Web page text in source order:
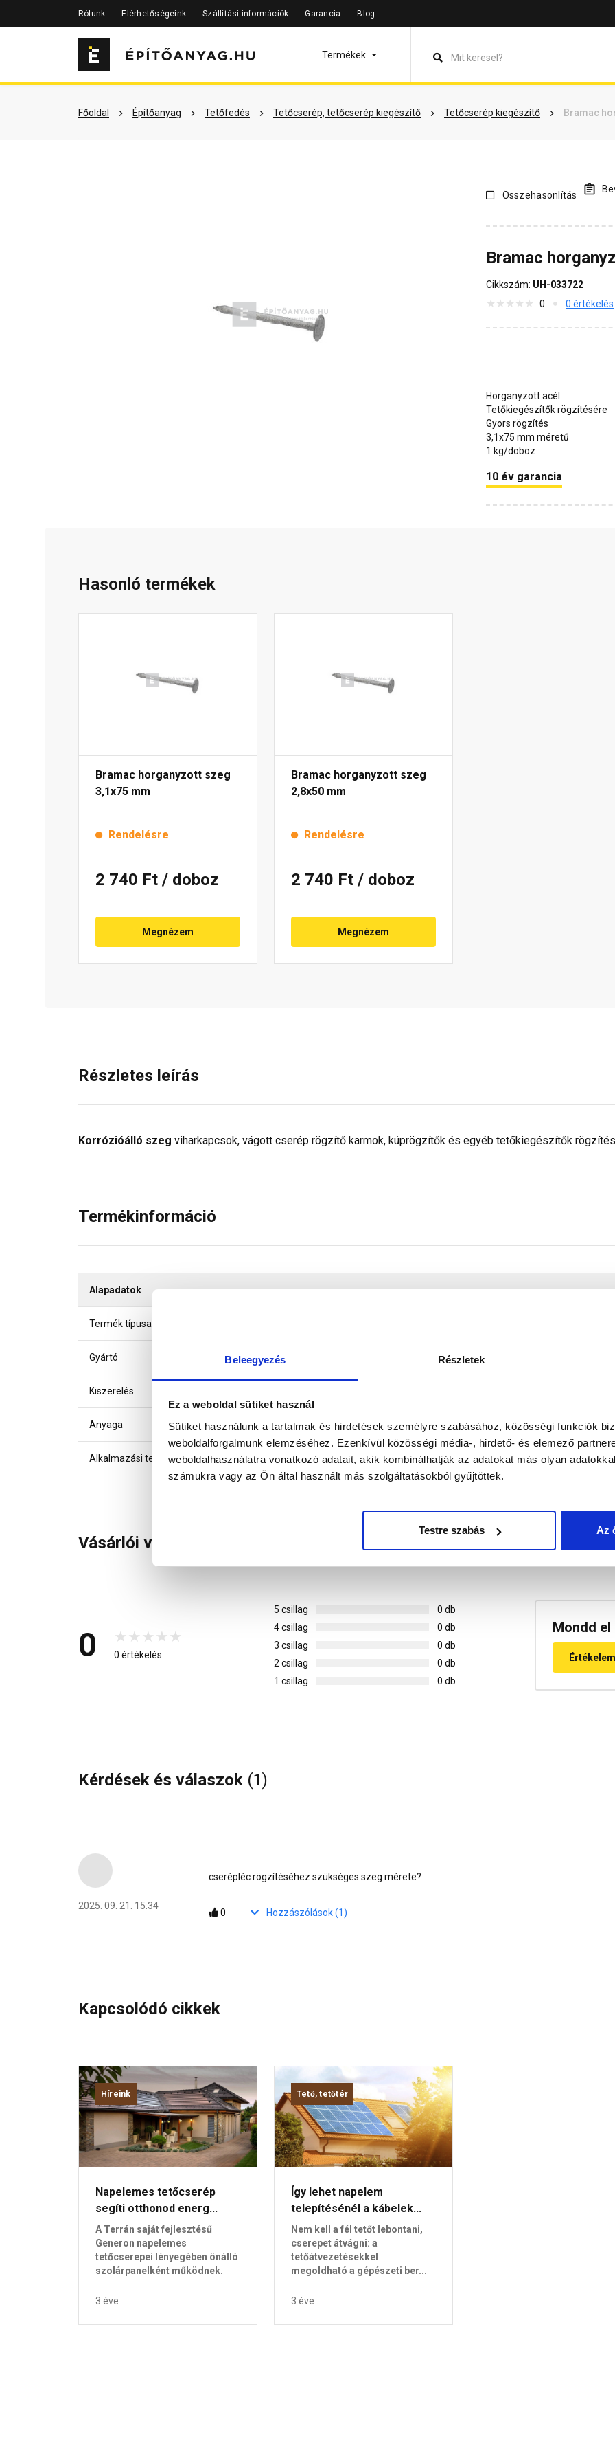
Beleegyezés Részletek
Ez a weboldal sütiket használ
Sütiket használunk a tartalmak és hirdetések személyre szabásához, közösségi funkciók
weboldalforgalmunk elemzéséhez. Ezenkívül közösségi média-, hirdető- és elemező
weboldalhasználatra vonatkozó adatait, akik kombinálhatják az adatokat más olyan
számukra vagy az Ön által használt más szolgáltatásokból gyűjtöttek.
Testre szabás Az
Rólunk Elérhetőségeink Szállítási információk Garancia Blog
Termékek
Főoldal Építőanyag Tetőfedés Tetőcserép, tetőcserép kiegészítő Tetőcserép kiegészítő Bramac
Szükséged lehet rá Részletes leírás Termékinformáció Vásárlói vélemények Kérdések
Összehasonlítás
Bramac
Cikkszám: UH-033722
0
0 értékelés
Horganyzott acél
Tetőkiegészítők rögzítésére
Gyors rögzítés
3,1x75 mm méretű
1 kg/doboz
10 év garancia
Hasonló termékek
Bramac horganyzott szeg
3,1x75 mm
Rendelésre
2 740 Ft / doboz
Megnézem
Bramac horganyzott szeg
2,8x50 mm
Rendelésre
2 740 Ft / doboz
Megnézem
Részletes leírás
Korrózióálló szeg viharkapcsok, vágott cserép rögzítő karmok, kúprögzítők és egyéb tetőkiegészítők
Termékinformáció
Alapadatok
Termék típusa
Gyártó BMI Bramac
Kiszerelés
Anyaga horganyzott acél
Alkalmazási terület kültér
Vásárlói vélemények
0 0 értékelés
5 csillag
0 db
4 csillag
0 db
3 csillag
0 db
2 csillag
0 db
1 csillag
0 db
Mondd
Értékelem
Kérdések és válaszok (1)
2025. 09. 21. 15:34
cserépléc rögzítéséhez szükséges szeg mérete?
0 Hozzászólások (1)
Kapcsolódó cikkek
Híreink
Napelemes tetőcserép
segíti otthonod energ...
A Terrán saját fejlesztésű
Generon napelemes
tetőcserepei lényegében önálló
szolárpanelként működnek.
3 éve
Tető, tetőtér
Így lehet napelem
telepítésénél a kábelek...
Nem kell a fél tetőt lebontani,
cserepet átvágni: a
tetőátvezetésekkel
megoldható a gépészeti ber...
3 éve